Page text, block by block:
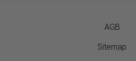
AGB
Sitemap